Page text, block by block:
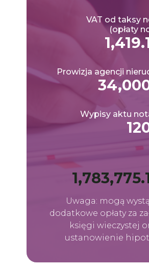
VAT od taksy
(opłaty
Prowizja agencji
Wypisy aktu
Uwaga: mogą
dodatkowe opłaty za
księgi wieczystej
ustanowienie